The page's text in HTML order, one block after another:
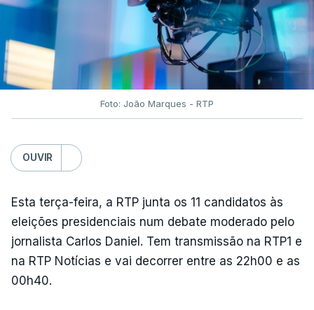
Foto: João Marques - RTP
OUVIR
Esta terça-feira, a RTP junta os 11 candidatos às
eleições presidenciais num debate moderado pelo
jornalista Carlos Daniel. Tem transmissão na RTP1 e
na RTP Notícias e vai decorrer entre as 22h00 e as
00h40.